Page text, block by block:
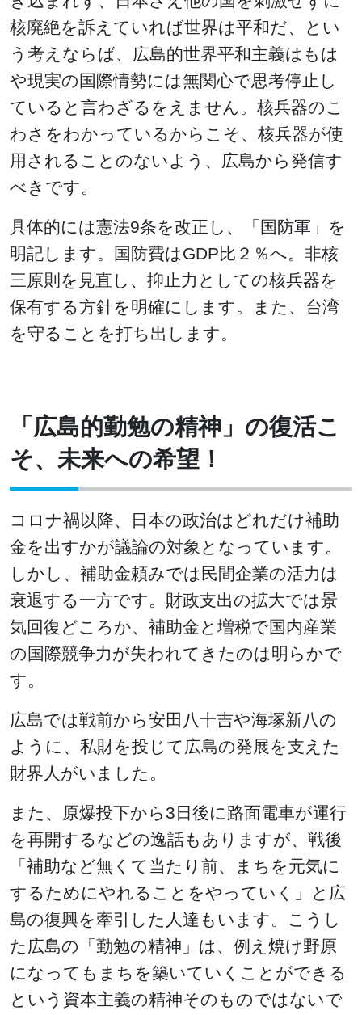
核廃絶を訴えていれば世界は平和だ、とい
う考えならば、広島的世界平和主義はもは
や現実の国際情勢には無関心で思考停止し
ていると言わざるをえません。核兵器のこ
わさをわかっているからこそ、核兵器が使
用されることのないよう、広島から発信す
べきです。
具体的には憲法9条を改正し、「国防軍」を
明記します。国防費はGDP比２％へ。非核
三原則を見直し、抑止力としての核兵器を
保有する方針を明確にします。また、台湾
を守ることを打ち出します。
「広島的勤勉の精神」の復活こ
そ、未来への希望！
コロナ禍以降、日本の政治はどれだけ補助
金を出すかが議論の対象となっています。
しかし、補助金頼みでは民間企業の活力は
衰退する一方です。財政支出の拡大では景
気回復どころか、補助金と増税で国内産業
の国際競争力が失われてきたのは明らかで
す。
広島では戦前から安田八十吉や海塚新八の
ように、私財を投じて広島の発展を支えた
財界人がいました。
また、原爆投下から3日後に路面電車が運行
を再開するなどの逸話もありますが、戦後
「補助など無くて当たり前、まちを元気に
するためにやれることをやっていく」と広
島の復興を牽引した人達もいます。こうし
た広島の「勤勉の精神」は、例え焼け野原
になってもまちを築いていくことができる
という資本主義の精神そのものではないで